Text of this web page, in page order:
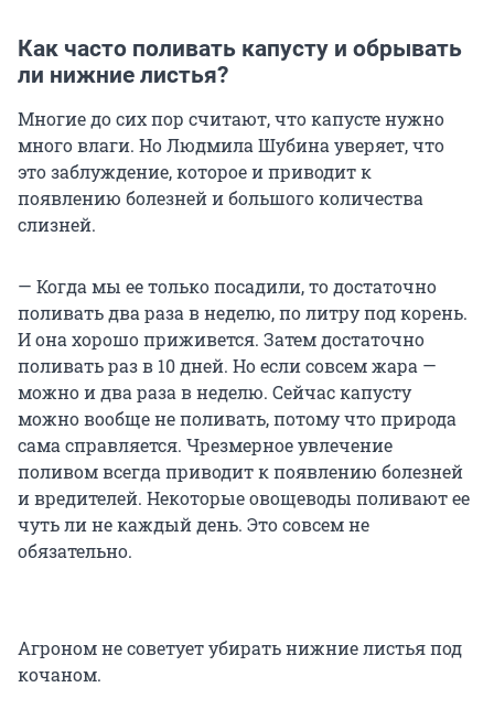
Как часто поливать капусту и обрывать
ли нижние листья?
Многие до сих пор считают, что капусте нужно
много влаги. Но Людмила Шубина уверяет, что
это заблуждение, которое и приводит к
появлению болезней и большого количества
слизней.
— Когда мы ее только посадили, то достаточно
поливать два раза в неделю, по литру под корень.
И она хорошо приживется. Затем достаточно
поливать раз в 10 дней. Но если совсем жара —
можно и два раза в неделю. Сейчас капусту
можно вообще не поливать, потому что природа
сама справляется. Чрезмерное увлечение
поливом всегда приводит к появлению болезней
и вредителей. Некоторые овощеводы поливают ее
чуть ли не каждый день. Это совсем не
обязательно.
Агроном не советует убирать нижние листья под
кочаном.